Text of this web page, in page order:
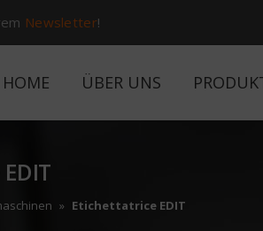
Newsletter
HOME ÜBER UNS
» Etichettatrice EDIT